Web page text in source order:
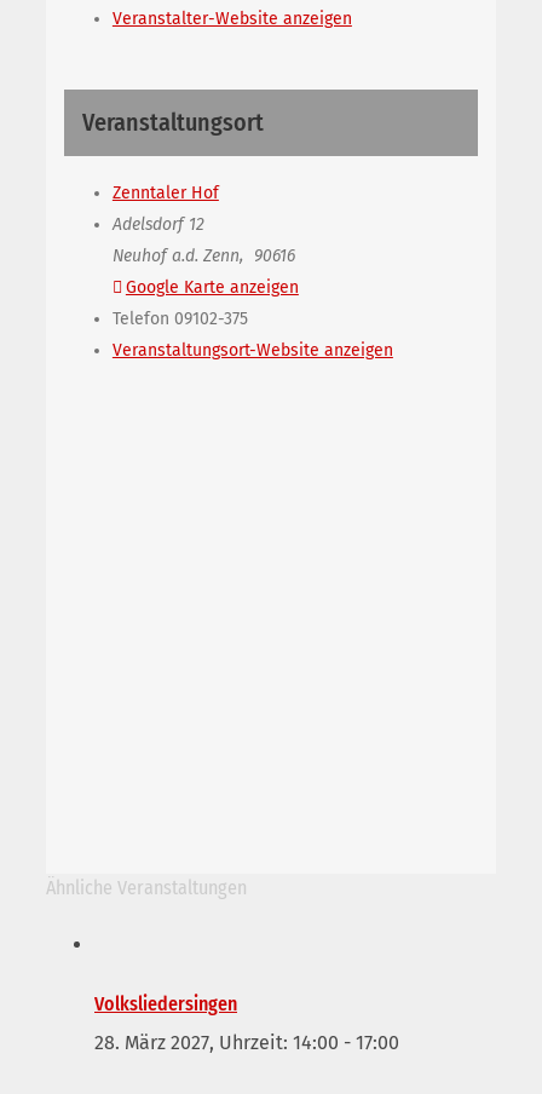
Veranstalter-Website anzeigen
Veranstaltungsort
Zenntaler Hof
Adelsdorf 12
Neuhof a.d. Zenn, 90616
Google Karte anzeigen
Telefon 09102-375
Veranstaltungsort-Website anzeigen
Ähnliche Veranstaltungen
Volksliedersingen
28. März 2027, Uhrzeit: 14:00 - 17:00